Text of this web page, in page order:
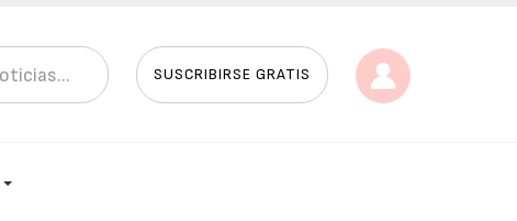
SUSCRIBIRSE GRATIS